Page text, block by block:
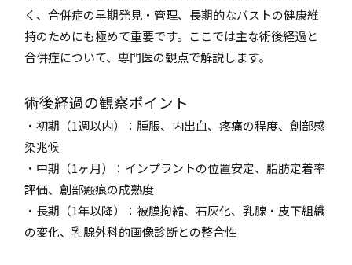
く、合併症の早期発見・管理、長期的なバストの健康維
持のためにも極めて重要です。ここでは主な術後経過と
合併症について、専門医の観点で解説します。
術後経過の観察ポイント
・初期（1週以内）：腫脹、内出血、疼痛の程度、創部感
染兆候
・中期（1ヶ月）：インプラントの位置安定、脂肪定着率
評価、創部瘢痕の成熟度
・長期（1年以降）：被膜拘縮、石灰化、乳腺・皮下組織
の変化、乳腺外科的画像診断との整合性